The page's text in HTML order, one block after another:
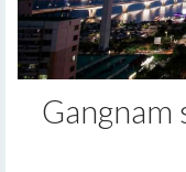
Gangnam